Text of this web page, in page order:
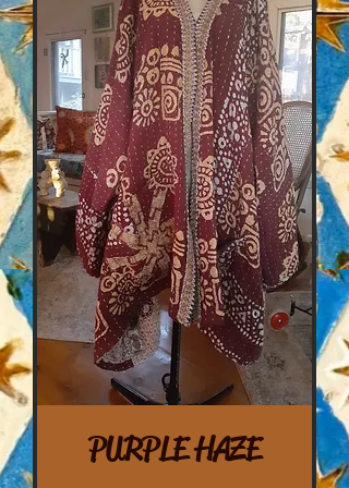
PURPLE HAZE